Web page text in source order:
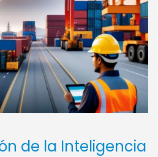
de la Inteligencia